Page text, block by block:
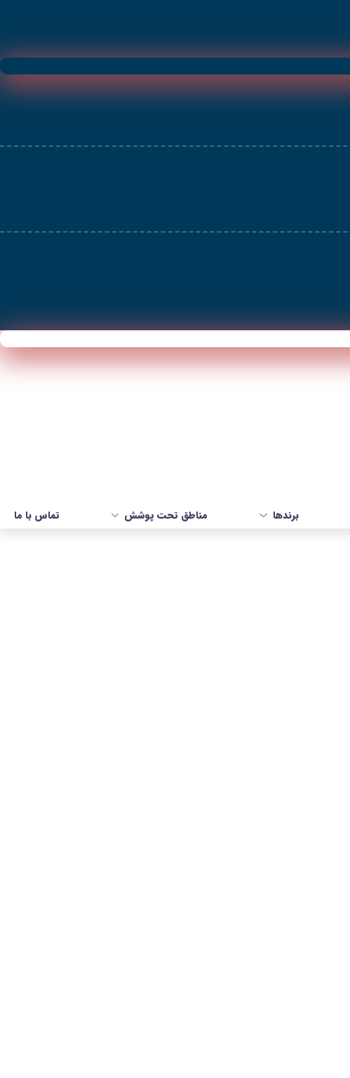
برندها مناطق تحت پوشش تماس با ما